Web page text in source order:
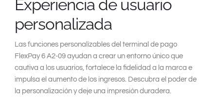
Experiencia de usuario
personalizada
Las funciones personalizables del terminal de pago
FlexPay 6 A2-09 ayudan a crear un entorno único que
cautiva a los usuarios, fortalece la fidelidad a la marca e
impulsa el aumento de los ingresos. Descubra el poder de
la personalización y deje una impresión duradera.